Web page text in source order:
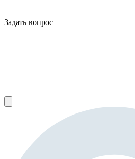
Задать вопрос